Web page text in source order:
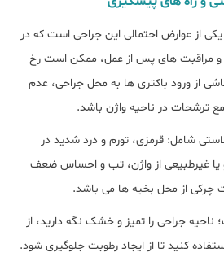
یکی از عوارض احتمالی این جراحی است که در
مراقبت ‌های پس از عمل، ممکن است رخ
از ورود باکتری ‌ها به محل جراحی، عدم
ترشحات در ناحیه واژن باشد.
شامل: قرمزی، تورم و درد شدید در
یا غیرطبیعی از واژن، تب و احساس ضعف
چرکی از محل بخیه ‌ها می باشد.
ناحیه جراحی را تمیز و خشک نگه دارید، از
کنید تا از ایجاد رطوبت جلوگیری شود.